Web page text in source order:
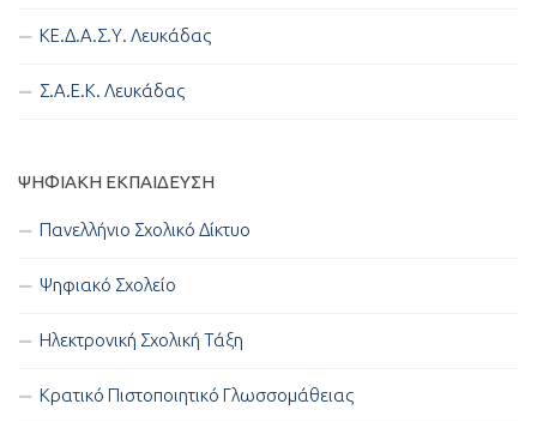
ΚΕ.Δ.Α.Σ.Υ. Λευκάδας
Σ.Α.Ε.Κ. Λευκάδας
ΨΗΦΙΑΚΉ ΕΚΠΑΊΔΕΥΣΗ
Πανελλήνιο Σχολικό Δίκτυο
Ψηφιακό Σχολείο
Ηλεκτρονική Σχολική Τάξη
Κρατικό Πιστοποιητικό Γλωσσομάθειας